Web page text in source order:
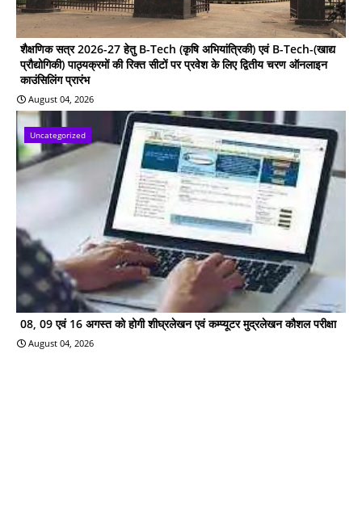
शैक्षणिक सत्र 2026-27 हेतु B-Tech (कृषि अभियांत्रिकी) एवं B-Tech-(खाद्य
प्रौद्योगिकी) पाठ्यक्रमों की रिक्त सीटों पर प्रवेश के लिए द्वितीय चरण ऑनलाइन
काउंसिलिंग प्रारंभ
August 04, 2026
Uncategorized
08, 09 एवं 16 अगस्त को होगी शीघ्रलेखन एवं कम्प्यूटर मुद्रलेखन कौशल परीक्षा
August 04, 2026